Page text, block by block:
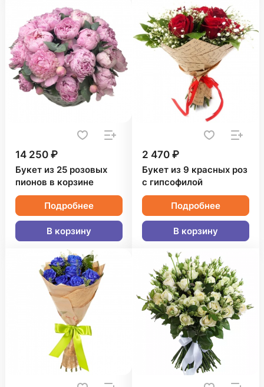
14 250 ₽
Букет из 25 розовых
пионов в корзине
Подробнее
В корзину
2 470 ₽
Букет из 9 красных роз
с гипсофилой
Подробнее
В корзину